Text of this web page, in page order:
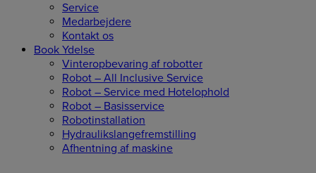
Service
Medarbejdere
Kontakt os
Book Ydelse
Vinteropbevaring af robotter
Robot – All Inclusive Service
Robot – Service med Hotelophold
Robot – Basisservice
Robotinstallation
Hydraulikslangefremstilling
Afhentning af maskine